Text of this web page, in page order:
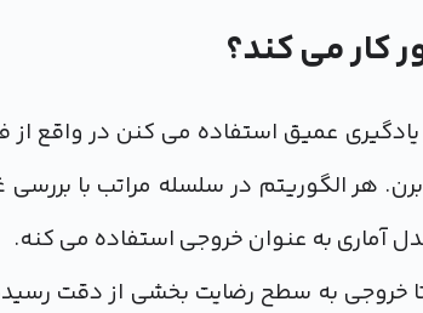
کار می کند؟
یادگیری عمیق استفاده می کنن در واقع از
هر الگوریتم در سلسله مراتب با
آماری به عنوان خروجی استفاده می کنه.
تا خروجی به سطح رضایت بخشی از دقت